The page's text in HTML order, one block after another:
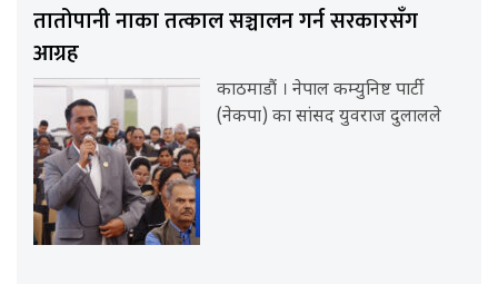
तातोपानी नाका तत्काल सञ्चालन गर्न सरकारसँग
आग्रह
काठमाडौं । नेपाल कम्युनिष्ट पार्टी
(नेकपा) का सांसद युवराज दुलालले